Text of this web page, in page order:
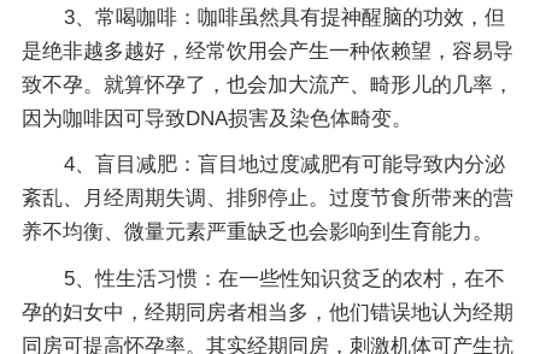
3、常喝咖啡：咖啡虽然具有提神醒脑的功效，但
是绝非越多越好，经常饮用会产生一种依赖望，容易导
致不孕。就算怀孕了，也会加大流产、畸形儿的几率，
因为咖啡因可导致DNA损害及染色体畸变。
4、盲目减肥：盲目地过度减肥有可能导致内分泌
紊乱、月经周期失调、排卵停止。过度节食所带来的营
养不均衡、微量元素严重缺乏也会影响到生育能力。
5、性生活习惯：在一些性知识贫乏的农村，在不
孕的妇女中，经期同房者相当多，他们错误地认为经期
同房可提高怀孕率。其实经期同房，刺激机体可产生抗